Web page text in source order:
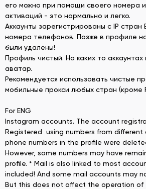
его можно при помощи своего номера
активаций - это нормально и легко.
Аккаунты зарегистрированы с IP стран
номера телефонов. Позже в профиле
были удалены!
Профиль чистый. На каких то аккаунтах
аватар.
Рекомендуется использовать чистые
мобильные прокси любых стран (кроме
For ENG
Instagram accounts. The account
Registered using numbers from different
phone numbers in the profile were
However, some numbers may have
profile. * Mail is also linked to most
included! And some mail accounts may
But this does not affect the operation of